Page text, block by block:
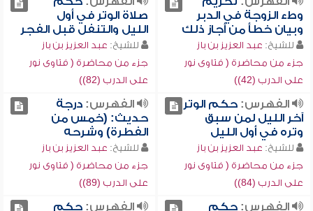
وطء الزوجة في الدبر
وبيان خطأ من أجاز ذلك
للشيخ: عبد العزيز بن باز
جزء من محاضرة ( فتاوى نور
على الدرب (42))
صلاة الوتر في أول
الليل والتنفل قبل الفجر
للشيخ: عبد العزيز بن باز
جزء من محاضرة ( فتاوى نور
على الدرب (82))
الفهرس:حكم الوتر
آخر الليل لمن سبق
وتره في أول الليل
للشيخ: عبد العزيز بن باز
جزء من محاضرة ( فتاوى نور
على الدرب (84))
الفهرس:درجة
حديث: (خمس من
الفطرة) وشرحه
للشيخ: عبد العزيز بن باز
جزء من محاضرة ( فتاوى نور
على الدرب (89))
الفهرس:حكم
الفهرس:حكم